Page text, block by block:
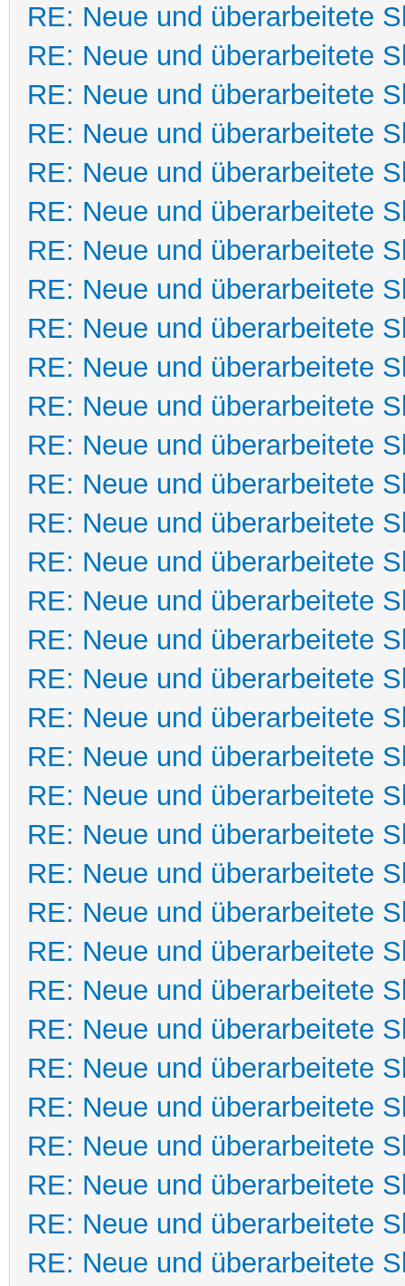
RE: Neue und überarbeitete
RE: Neue und überarbeitete
RE: Neue und überarbeitete
RE: Neue und überarbeitete
RE: Neue und überarbeitete
RE: Neue und überarbeitete
RE: Neue und überarbeitete
RE: Neue und überarbeitete
RE: Neue und überarbeitete
RE: Neue und überarbeitete
RE: Neue und überarbeitete
RE: Neue und überarbeitete
RE: Neue und überarbeitete
RE: Neue und überarbeitete
RE: Neue und überarbeitete
RE: Neue und überarbeitete
RE: Neue und überarbeitete
RE: Neue und überarbeitete
RE: Neue und überarbeitete
RE: Neue und überarbeitete
RE: Neue und überarbeitete
RE: Neue und überarbeitete
RE: Neue und überarbeitete
RE: Neue und überarbeitete
RE: Neue und überarbeitete
RE: Neue und überarbeitete
RE: Neue und überarbeitete
RE: Neue und überarbeitete
RE: Neue und überarbeitete
RE: Neue und überarbeitete
RE: Neue und überarbeitete
RE: Neue und überarbeitete
RE: Neue und überarbeitete